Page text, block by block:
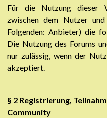
Für die Nutzung dieser
zwischen dem Nutzer
Folgenden: Anbieter) die
Die Nutzung des Forums
nur zulässig, wenn der
akzeptiert.
§ 2 Registrierung,
Community